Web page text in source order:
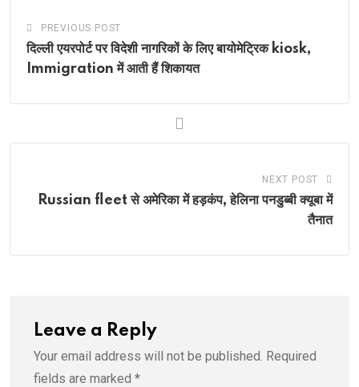
PREVIOUS POST
दिल्ली एयरपोर्ट पर विदेशी नागरिकों के लिए बायोमेट्रिक kiosk,
Immigration में आती हैं शिकायत
NEXT POST
Russian fleet से अमेरिका में हड़कंप, हेलिना पनडुब्बी क्यूबा में
तैनात
Leave a Reply
Your email address will not be published. Required
fields are marked *